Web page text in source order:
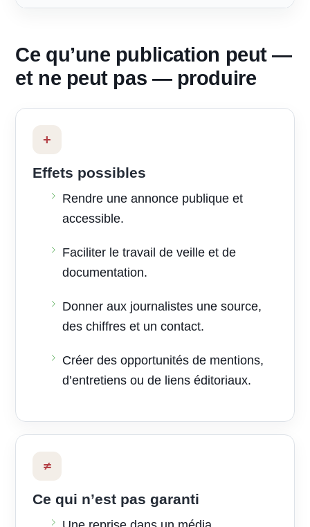
Ce qu’une publication peut —
et ne peut pas — produire
+
Effets possibles
Rendre une annonce publique et
accessible.
Faciliter le travail de veille et de
documentation.
Donner aux journalistes une source,
des chiffres et un contact.
Créer des opportunités de mentions,
d’entretiens ou de liens éditoriaux.
≠
Ce qui n’est pas garanti